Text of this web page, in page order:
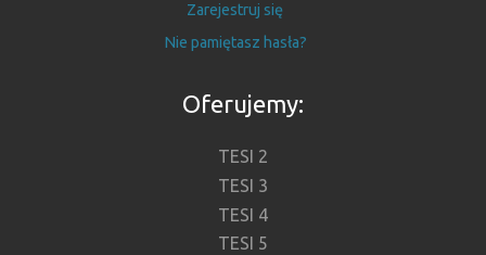
Zarejestruj się
Nie pamiętasz hasła?
Oferujemy:
TESI 2
TESI 3
TESI 4
TESI 5